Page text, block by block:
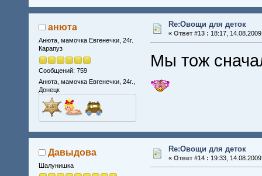
анюта
Анюта, мамочка Евгенечки, 24г.
Карапуз
Сообщений: 759
Анюта, мамочка Евгенечки, 24г.,
Донецк
Re:Овощи для деток
« Ответ #13 : 18:17,
Мы тож
Давыдова
Шалунишка
Re:Овощи для деток
« Ответ #14 : 19:33,